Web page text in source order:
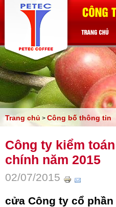
Trang chủ > Công bố thông tin
Công ty kiểm
chính năm 2015
02/07/2015
cửa Công ty cổ phần